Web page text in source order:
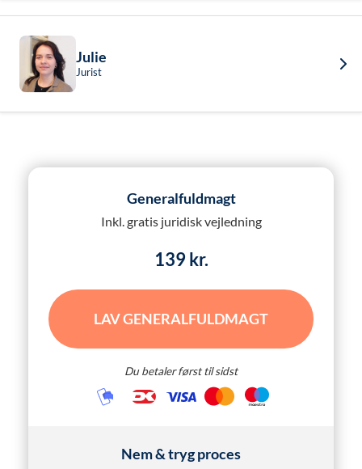
Julie
Jurist
Generalfuldmagt
Inkl. gratis juridisk vejledning
139 kr.
LAV GENERALFULDMAGT
Du betaler først til sidst
Nem & tryg proces